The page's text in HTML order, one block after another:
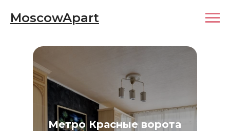
MoscowApart
Метро Красные ворота